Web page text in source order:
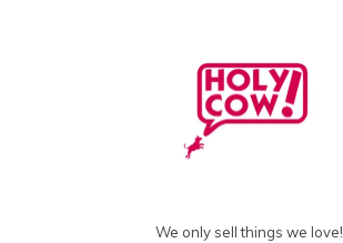
We only sell things we love!